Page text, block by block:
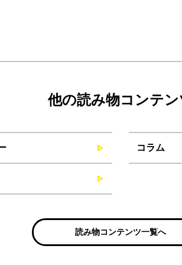
他の読み物コンテン
コラム
読み物コンテンツ一覧へ